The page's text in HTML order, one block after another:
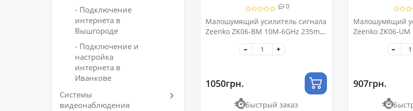
- Подключение
интернета в
Вышгороде
- Подключение и
настройка
интернета в
Иванкове
Системы
видеонаблюдения
0
Малошумящий усилитель сигнала
Zeenko ZK06-BM 10M-6GHz 235mA
1050грн.
Быстрый заказ
Малошумящий
Zeenko ZK06-
907грн.